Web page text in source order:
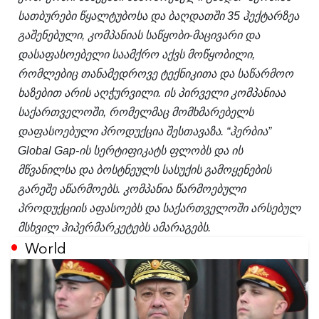
სათბურები წყალტუბოსა და ბაღდათში 35 ჰექტარზეა
გაშენებული, კომპანიას საწყობი-მაცივარი და
დასაფასოებელი საამქრო აქვს მოწყობილი,
რომლებიც თანამედროვე ტექნიკითა და საწარმოო
ხაზებით არის აღჭურვილი. ის პირველი კომპანიაა
საქართველოში, რომელმაც მომხმარებელს
დაფასოებული პროდუქცია შესთავაზა. “ჰერბია”
Global Gap-ის სერტიფიკატს ფლობს და ის
მწვანილსა და ბოსტნეულს სასუქის გამოყენების
გარეშე აწარმოებს. კომპანია წარმოებული
პროდუქციის აფასოებს და საქართველოში არსებულ
მსხვილ ჰიპერმარკეტებს ამარაგებს.
World